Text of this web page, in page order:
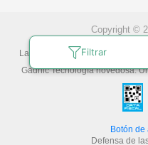
Filtrar
Copyright ©
Las fotos son a modo
publicados está
Gadnic Tecnología novedosa.
Botón de
Defensa de